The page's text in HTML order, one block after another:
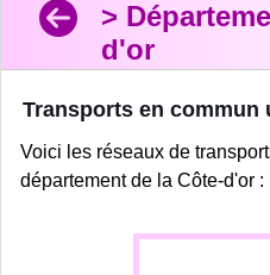
d'or
Transports en commun
Voici les réseaux de
département de la Côte-d'or :